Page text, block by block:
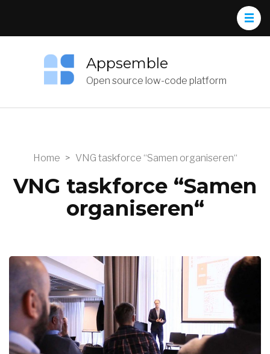
Appsemble
Open source low-code platform
Home > VNG taskforce “Samen organiseren“
VNG taskforce “Samen
organiseren“